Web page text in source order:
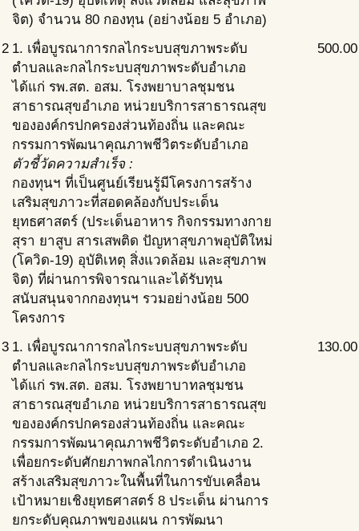
จิต) จำนวน 80 กองทุน (อย่างน้อย 5 อำเภอ)
2 1. เพื่อบูรณาการกลไกระบบสุขภาพระดับ
ตำบลและกลไกระบบสุขภาพระดับอำเภอ
ได้แก่ รพ.สต. อสม. โรงพยาบาลชุมชน
สาธารณสุขอำเภอ หน่วยบริการสาธารณสุข
ขององค์กรปกครองส่วนท้องถิ่น และคณะ
กรรมการพัฒนาคุณภาพชีวิตระดับอำเภอ
ตัวชี้วัดความสำเร็จ :
กองทุนฯ ที่เป็นศูนย์เรียนรู้มีโครงการสร้าง
เสริมสุขภาวะที่สอดคล้องกับประเด็น
ยุทธศาสตร์ (ประเด็นอาหาร กิจกรรมทางกาย
สุรา ยาสูบ สารเสพติด ปัญหาสุขภาพอุบัติใหม่
(โควิด-19) อุบัติเหตุ สิ่งแวดล้อม และสุขภาพ
จิต) ที่ผ่านการพิจารณาและได้รับทุน
สนับสนุนจากกองทุนฯ รวมอย่างน้อย 500
โครงการ
500.00
3 1. เพื่อบูรณาการกลไกระบบสุขภาพระดับ
ตำบลและกลไกระบบสุขภาพระดับอำเภอ
ได้แก่ รพ.สต. อสม. โรงพยาบาทลชุมชน
สาธารณสุขอำเภอ หน่วยบริการสาธารณสุข
ขององค์กรปกครองส่วนท้องถิ่น และคณะ
กรรมการพัฒนาคุณภาพชีวิตระดับอำเภอ 2.
เพื่อยกระดับศักยภาพกลไกการดำเนินงาน
สร้างเสริมสุขภาวะในพื้นที่ในการขับเคลื่อน
เป้าหมายเชิงยุทธศาสตร์ 8 ประเด็น ผ่านการ
ยกระดับคุณภาพของแผน การพัฒนา
130.00